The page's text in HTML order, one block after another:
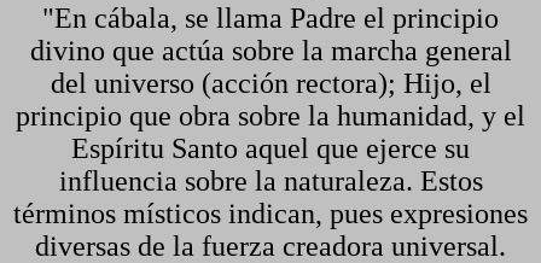
"En cábala, se llama Padre el principio
divino que actúa sobre la marcha general
del universo (acción rectora); Hijo, el
principio que obra sobre la humanidad, y el
Espíritu Santo aquel que ejerce su
influencia sobre la naturaleza. Estos
términos místicos indican, pues expresiones
diversas de la fuerza creadora universal.